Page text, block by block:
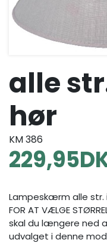
alle
hør
KM 386
229,95
Lampeskærm alle str.
FOR AT VÆLGE
skal du længere ned
udvalget i denne